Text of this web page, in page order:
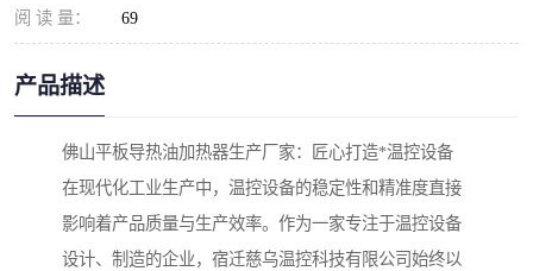
阅 读 量： 69
产品描述
佛山平板导热油加热器生产厂家：匠心打造*温控设备
在现代化工业生产中，温控设备的稳定性和精准度直接
影响着产品质量与生产效率。作为一家专注于温控设备
设计、制造的企业，宿迁慈乌温控科技有限公司始终以